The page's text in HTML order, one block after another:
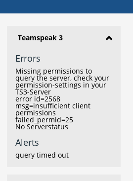
Teamspeak 3
Errors
Missing permissions to
query the server, check your
permission-settings in your
TS3-Server
error id=2568
msg=insufficient client
permissions
failed_permid=25
No Serverstatus
Alerts
query timed out